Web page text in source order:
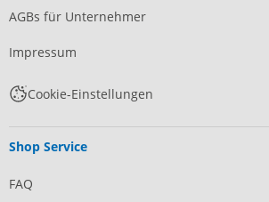
AGBs für Unternehmer
Impressum
Cookie-Einstellungen
Shop Service
FAQ